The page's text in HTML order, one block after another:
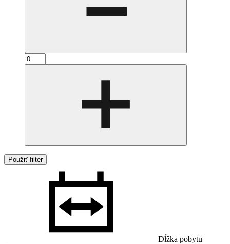
Použiť filter
Dĺžka pobytu